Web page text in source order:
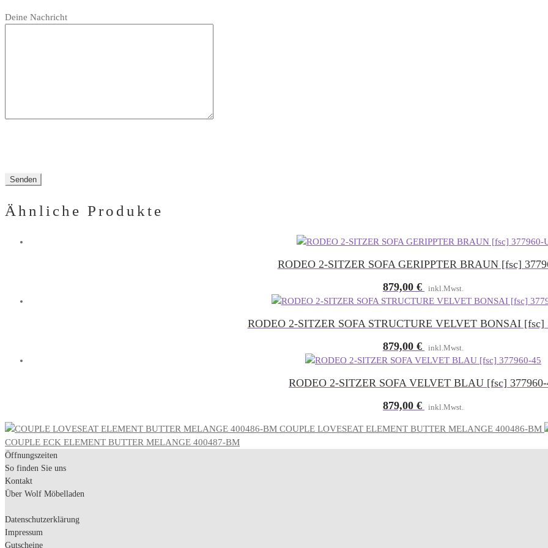
leer.
lasse
Deine Nachricht
Ähnliche Produkte
RODEO 2-SITZER SOFA GERIPPTER BRAUN [fsc]
879,00 € inkl.Mwst.
RODEO 2-SITZER SOFA STRUCTURE VELVET BONSAI [fsc]
879,00 € inkl.Mwst.
RODEO 2-SITZER SOFA VELVET BLAU [fsc]
879,00 € inkl.Mwst.
COUPLE LOVESEAT ELEMENT BUTTER MELANGE 400486-BM
COUPLE ECK ELEMENT BUTTER MELANGE 400487-BM
Öffnungszeiten
So finden Sie uns
Kontakt
Über Wolf Möbelladen
Datenschutzerklärung
Impressum
Gutscheine